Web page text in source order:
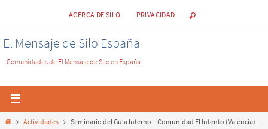
ACERCA DE SILO PRIVACIDAD
El Mensaje de Silo España
Comunidades de El Mensaje de Silo en España
Actividades Seminario del Guía Interno – Comunidad El Intento (Valencia)